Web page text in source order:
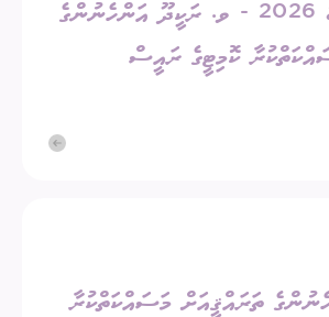
ކޮމިޓީގެއިންތިޚާބު 2026 - ވ. ރަކީދޫ އަންހެނުންގެ
ކޮމިޓީގެ ރައީސް
ތަރައްޤީއަށް މަސައްކަތްކުރާ